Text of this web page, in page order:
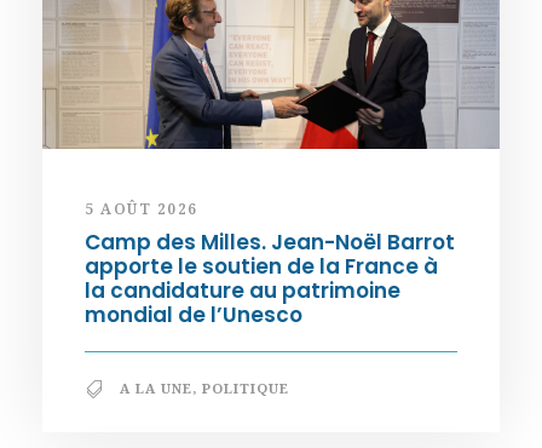
5 AOÛT 2026
Camp des Milles. Jean-Noël Barrot
apporte le soutien de la France à
la candidature au patrimoine
mondial de l’Unesco
A LA UNE, POLITIQUE